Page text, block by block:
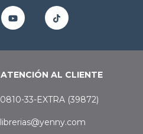
ATENCIÓN AL CLIENTE
0810-33-EXTRA (39872)
librerias@yenny.com